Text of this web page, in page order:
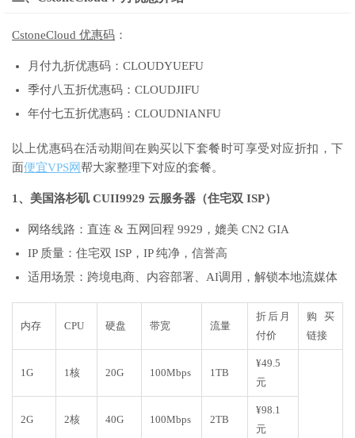
CstoneCloud 优惠码 ：
月付九折优惠码：CLOUDYUEFU
季付八五折优惠码：CLOUDJIFU
年付七五折优惠码：CLOUDNIANFU
以上优惠码在活动期间在购买以下套餐时可享受对应折扣，下
面便宜VPS网帮大家整理下对应的套餐。
1、美国洛杉矶 CUII9929 云服务器（住宅双 ISP）
网络线路：直连 & 五网回程 9929，媲美 CN2 GIA
IP 质量：住宅双 ISP，IP 纯净，信誉高
适用场景：跨境电商、内容部署、AI调用，解锁本地流媒体
内存 CPU 硬盘 带宽 流量
折后月
付价
购买
链接
1G 1核 20G 100Mbps 1TB
¥49.5
元
2G 2核 40G 100Mbps 2TB
¥98.1
元